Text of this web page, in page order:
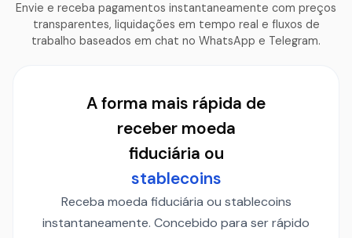
Envie e receba pagamentos instantaneamente com preços
transparentes, liquidações em tempo real e fluxos de
trabalho baseados em chat no WhatsApp e Telegram.
A forma mais rápida de
receber moeda
fiduciária ou
stablecoins
Receba moeda fiduciária ou stablecoins
instantaneamente. Concebido para ser rápido